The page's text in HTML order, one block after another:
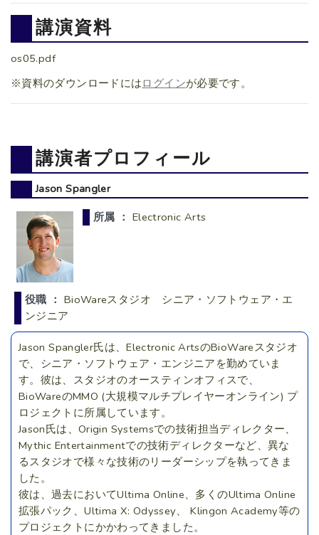
講演資料
os05.pdf
※資料のダウンロードには ログインが必要です。
講演者プロフィール
Jason Spangler
所属 ： Electronic Arts
役職 ： BioWareスタジオ シニア・ソフトウェア・エ
ンジニア
Jason Spangler氏は、Electronic ArtsのBioWareスタジオ
で、シニア・ソフトウェア・エンジニアを勤めていま
す。彼は、スタジオのオースティンオフィスで、
BioWareのMMO (大規模マルチプレイヤーオンライン) プ
ロジェクトに所属しています。
Jason氏は、Origin Systemsでの技術担当ディレクター、
Mythic Entertainmentでの技術ディレクターなど、異な
るスタジオで様々な技術のリーダーシップを執ってきま
した。
彼は、過去においてUltima Online、多くのUltima Online
拡張パック、Ultima X: Odyssey、 Klingon Academy等の
プロジェクトにかかわってきました。